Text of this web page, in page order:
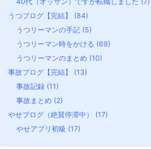
うつブログ【完結】 (84)
うつリーマンの手記 (5)
うつリーマン時をかける (69)
うつリーマンのまとめ (10)
事故ブログ【完結】 (13)
事故記録 (11)
事故まとめ (2)
やせブログ（絶賛停滞中） (17)
やせアプリ初級 (17)